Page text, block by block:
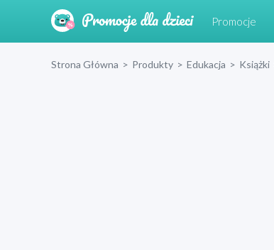
Promocje
Strona Główna > Produkty > Edukacja > Książki